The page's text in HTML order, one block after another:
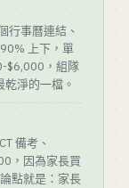
行事曆連結、
上下，單
$6,000，組隊
淨的一檔。
備考、
，因為家長買
點就是：家長